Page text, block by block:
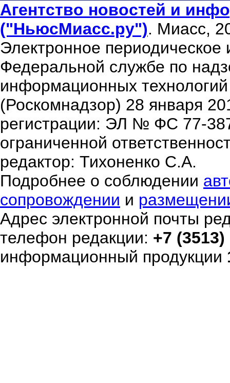
Агентство новостей и
("НьюсМиасс.ру"). Миасс,
Электронное периодическое
Федеральной службе по
информационных
(Роскомнадзор) 28 января
регистрации: ЭЛ № ФС 77-
ограниченной
редактор: Тихоненко С.А.
Подробнее о соблюдении
сопровождении и
Адрес электронной почты
телефон редакции: +7
информационный продукции